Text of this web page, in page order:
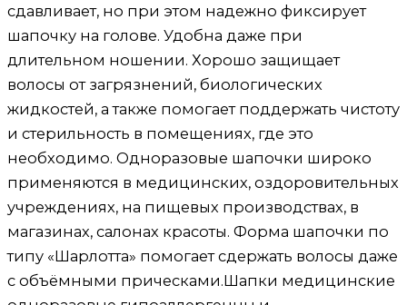
сдавливает, но при этом надежно фиксирует
шапочку на голове. Удобна даже при
длительном ношении. Хорошо защищает
волосы от загрязнений, биологических
жидкостей, а также помогает поддержать чистоту
и стерильность в помещениях, где это
необходимо. Одноразовые шапочки широко
применяются в медицинских, оздоровительных
учреждениях, на пищевых производствах, в
магазинах, салонах красоты. Форма шапочки по
типу «Шарлотта» помогает сдержать волосы даже
с объёмными прическами.Шапки медицинские